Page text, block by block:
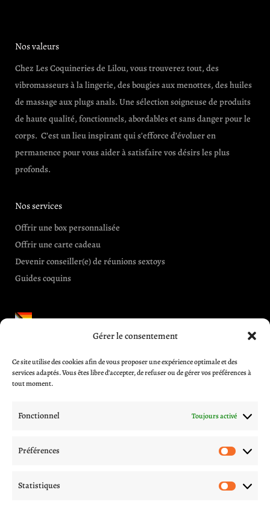
Gérer le consentement
Ce site utilise des cookies afin de vous proposer une expérience optimale et des
services adaptés. Vous êtes libre d’accepter, de refuser ou de gérer vos préférences à
tout moment.
Fonctionnel Toujours activé
Préférences
Statistiques
Nos valeurs
Chez Les Coquineries de Lilou, vous trouverez tout, des
vibromasseurs à la lingerie, des bougies aux menottes, des huiles
de massage aux plugs anals. Une sélection soigneuse de produits
de haute qualité, fonctionnels, abordables et sans danger pour le
corps. C’est un lieu inspirant qui s’efforce d’évoluer en
permanence pour vous aider à satisfaire vos désirs les plus
profonds.
Nos services
Offrir une box personnalisée
Offrir une carte cadeau
Devenir conseiller(e) de réunions sextoys
Guides coquins
Informations et aides
CGV
Blog
Contactez-nous
Politique de livraison
Procédures d’échange et remboursement